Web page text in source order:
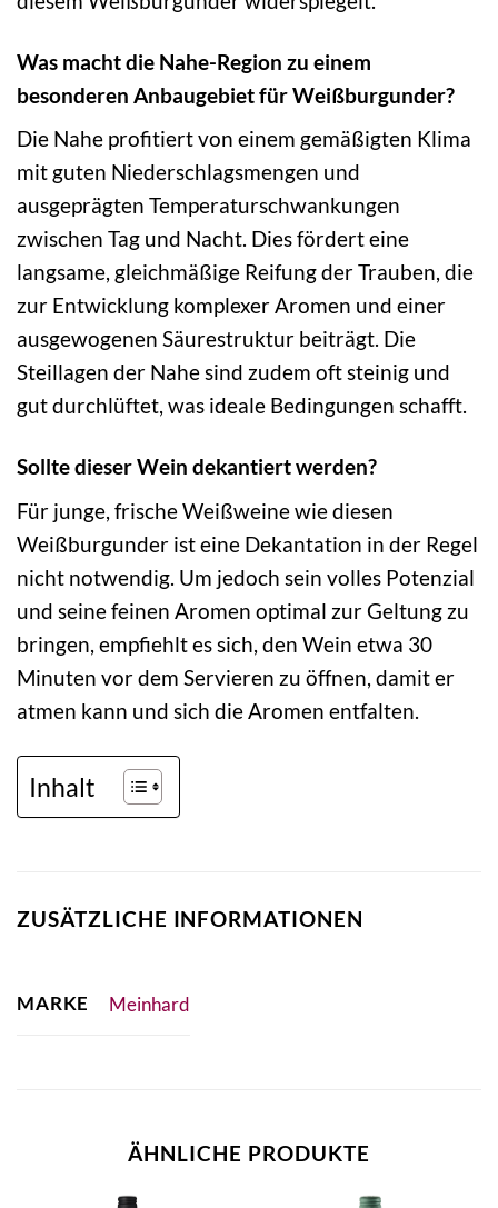
Was macht die Nahe-Region zu einem
besonderen Anbaugebiet für Weißburgunder?
Die Nahe profitiert von einem gemäßigten Klima
mit guten Niederschlagsmengen und
ausgeprägten Temperaturschwankungen
zwischen Tag und Nacht. Dies fördert eine
langsame, gleichmäßige Reifung der Trauben, die
zur Entwicklung komplexer Aromen und einer
ausgewogenen Säurestruktur beiträgt. Die
Steillagen der Nahe sind zudem oft steinig und
gut durchlüftet, was ideale Bedingungen schafft.
Sollte dieser Wein dekantiert werden?
Für junge, frische Weißweine wie diesen
Weißburgunder ist eine Dekantation in der Regel
nicht notwendig. Um jedoch sein volles Potenzial
und seine feinen Aromen optimal zur Geltung zu
bringen, empfiehlt es sich, den Wein etwa 30
Minuten vor dem Servieren zu öffnen, damit er
atmen kann und sich die Aromen entfalten.
Inhalt
ZUSÄTZLICHE INFORMATIONEN
MARKE Meinhard
ÄHNLICHE PRODUKTE